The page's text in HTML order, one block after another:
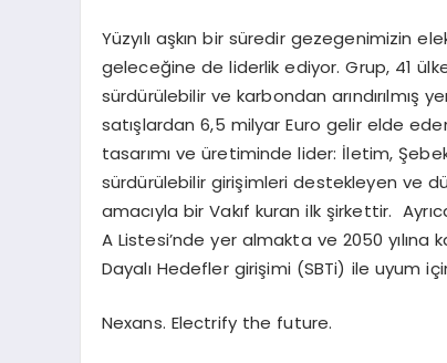
Yüzyılı aşkın bir süredir gezegenimizin
geleceğine de liderlik ediyor. Grup, 41
sürdürülebilir ve karbondan arındırılmış
satışlardan 6,5 milyar Euro gelir elde
tasarımı ve üretiminde lider: İletim,
sürdürülebilir girişimleri destekleyen ve
amacıyla bir Vakıf kuran ilk şirkettir.
A Listesi’nde yer almakta ve 2050
Dayalı Hedefler girişimi (SBTi) ile uyum
Nexans. Electrify the future.